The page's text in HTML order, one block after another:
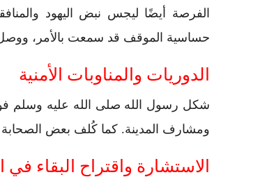
الفرصة أيضًا ليجس نبض اليهود
حساسية الموقف قد سمعت بالأمر، ووصل
الدوريات والمناوبات الأمنية
شكل رسول الله صلى الله عليه وسلم
ومشارف المدينة. كما كُلف بعض الصحابة
الاستشارة واقتراح البقاء في